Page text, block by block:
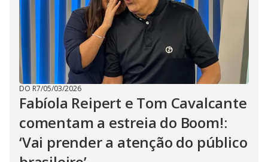
DO R7/05/03/2026
Fabíola Reipert e Tom Cavalcante
comentam a estreia do Boom!:
‘Vai prender a atenção do público